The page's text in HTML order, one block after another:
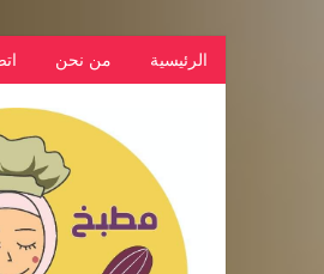
الرئيسية من نحن